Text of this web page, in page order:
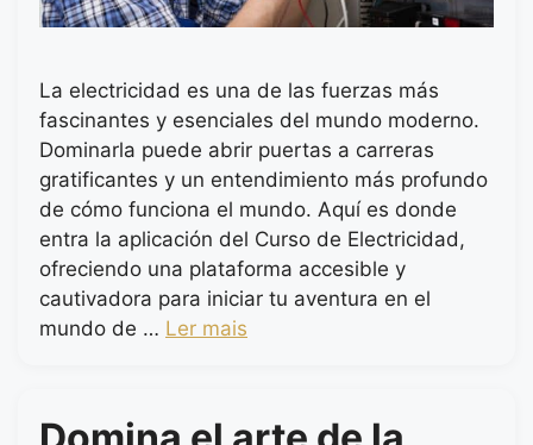
La electricidad es una de las fuerzas más
fascinantes y esenciales del mundo moderno.
Dominarla puede abrir puertas a carreras
gratificantes y un entendimiento más profundo
de cómo funciona el mundo. Aquí es donde
entra la aplicación del Curso de Electricidad,
ofreciendo una plataforma accesible y
cautivadora para iniciar tu aventura en el
mundo de … Ler mais